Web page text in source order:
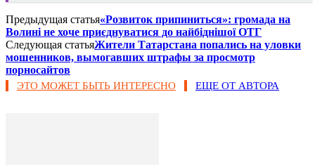
Предыдущая статья«Розвиток припиниться»: громада на
Волині не хоче приєднуватися до найбіднішої ОТГ
Следующая статьяЖители Татарстана попались на уловки
мошенников, вымогавших штрафы за просмотр
порносайтов
ЭТО МОЖЕТ БЫТЬ ИНТЕРЕСНО ЕЩЕ ОТ АВТОРА